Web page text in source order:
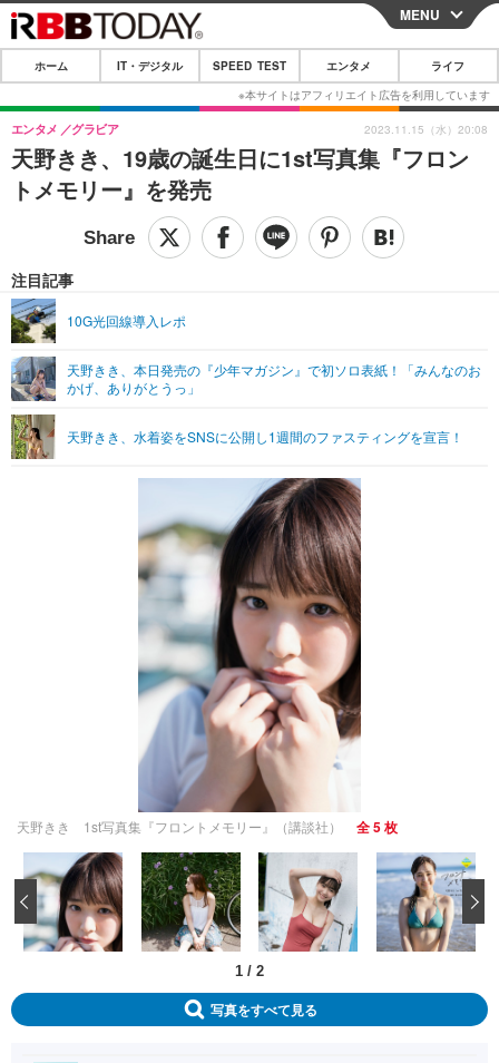
CLOSE
ホーム
IT・デジタル
IT・デジタルTOP スマートフォン
ショッピング その他
SPEED TEST
エンタメTOP 映画・ドラマ
グラビア
ショッピング その他
ライフTOP
その他
リリース一覧
プッシュ通知の停止方法
MENU
ホーム IT・デジタル SPEED TEST エンタメ ライフ
天野きき、19歳の誕生日に1st写真集『フロン
トメモリー』を発売
エンタメ グラビア
注目記事
10G光回線導入レポ
天野きき、本日発売の『少年マガジン』で初ソロ表紙！「みんなのお
かげ、ありがとうっ」
天野きき、水着姿をSNSに公開し1週間のファスティングを宣言！
2023.11.15（水）20:08
天野きき 1st写真集『フロントメモリー』（講談社） 全 5 枚
1 / 2
‹
写真をすべて見る